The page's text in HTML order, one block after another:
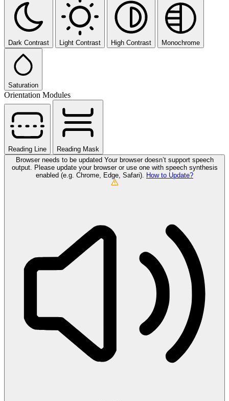
Dark Contrast Light Contrast High Contrast Monochrome
Saturation
Orientation Modules
Reading Line
Reading Mask
Browser needs to be updated Your browser doesn’t support speech
output. Please update your browser or use one with speech synthesis
enabled (e.g. Chrome, Edge, Safari). How to Update?